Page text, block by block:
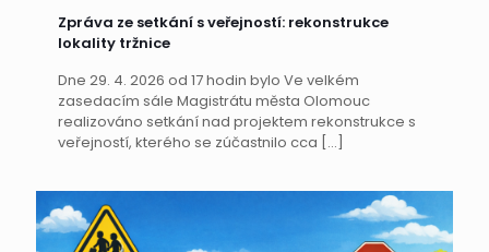
Zpráva ze setkání s veřejností: rekonstrukce
lokality tržnice
Dne 29. 4. 2026 od 17 hodin bylo Ve velkém
zasedacím sále Magistrátu města Olomouc
realizováno setkání nad projektem rekonstrukce s
veřejností, kterého se zúčastnilo cca […]